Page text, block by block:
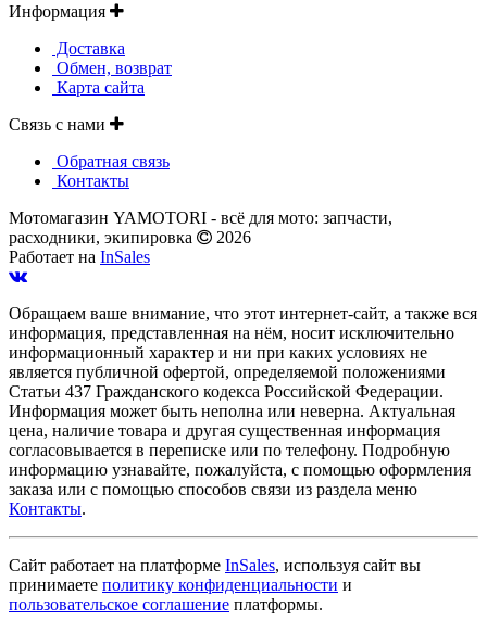
Информация
Доставка
Обмен, возврат
Карта сайта
Связь с нами
Обратная связь
Контакты
Мотомагазин YAMOTORI - всё для мото: запчасти,
расходники, экипировка
2026
Работает на InSales
Обращаем ваше внимание, что этот интернет-сайт, а также вся
информация, представленная на нём, носит исключительно
информационный характер и ни при каких условиях не
является публичной офертой, определяемой положениями
Статьи 437 Гражданского кодекса Российской Федерации.
Информация может быть неполна или неверна. Актуальная
цена, наличие товара и другая существенная информация
согласовывается в переписке или по телефону. Подробную
информацию узнавайте, пожалуйста, с помощью оформления
заказа или с помощью способов связи из раздела меню
Контакты.
Сайт работает на платформе InSales, используя сайт вы
принимаете политику конфиденциальности и
пользовательское соглашение платформы.